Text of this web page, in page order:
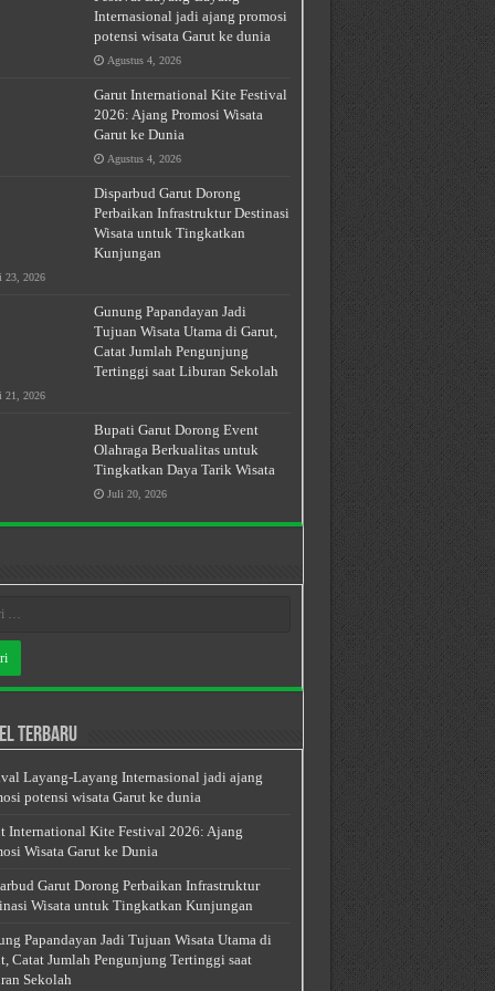
Internasional jadi ajang promosi
potensi wisata Garut ke dunia
Agustus 4, 2026
Garut International Kite Festival
2026: Ajang Promosi Wisata
Garut ke Dunia
Agustus 4, 2026
Disparbud Garut Dorong
Perbaikan Infrastruktur Destinasi
Wisata untuk Tingkatkan
Kunjungan
23, 2026
Gunung Papandayan Jadi
Tujuan Wisata Utama di Garut,
Catat Jumlah Pengunjung
Tertinggi saat Liburan Sekolah
21, 2026
Bupati Garut Dorong Event
Olahraga Berkualitas untuk
Tingkatkan Daya Tarik Wisata
Juli 20, 2026
Terbaru
Layang-Layang Internasional jadi ajang
potensi wisata Garut ke dunia
International Kite Festival 2026: Ajang
Wisata Garut ke Dunia
Garut Dorong Perbaikan Infrastruktur
Wisata untuk Tingkatkan Kunjungan
Papandayan Jadi Tujuan Wisata Utama di
Catat Jumlah Pengunjung Tertinggi saat
Sekolah